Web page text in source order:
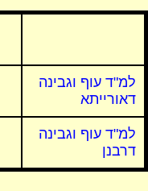
למ"ד עוף וגבינה
דאורייתא
למ"ד עוף וגבינה
דרבנן